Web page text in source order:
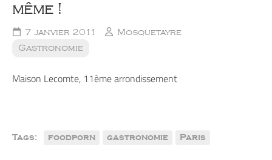
même !
7 janvier 2011
Mosquetayre
Gastronomie
Maison Lecomte, 11ème arrondissement
Tags: foodporn gastronomie Paris